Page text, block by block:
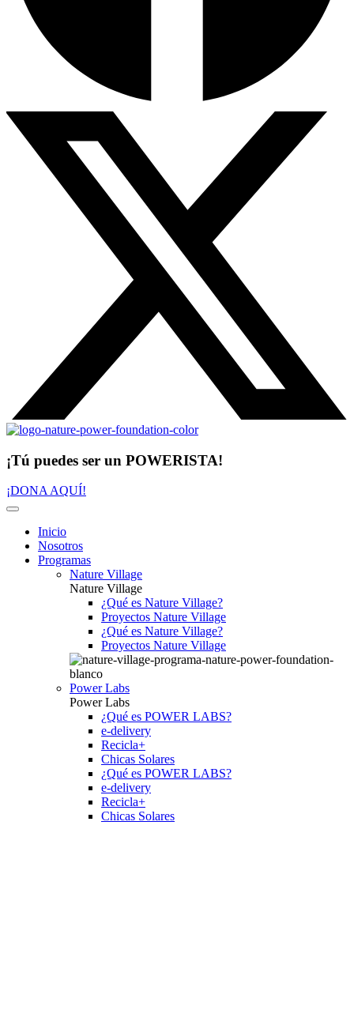
¡Tú puedes ser un POWERISTA!
¡DONA AQUÍ!
Inicio
Nosotros
Programas
Nature Village
Nature Village
¿Qué es Nature Village?
Proyectos Nature Village
¿Qué es Nature Village?
Proyectos Nature Village
Power Labs
Power Labs
¿Qué es POWER LABS?
e-delivery
Recicla+
Chicas Solares
¿Qué es POWER LABS?
e-delivery
Recicla+
Chicas Solares